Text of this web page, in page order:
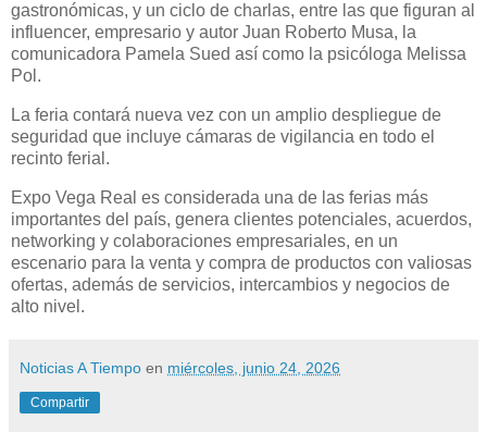
gastronómicas, y un ciclo de charlas, entre las que figuran al
influencer, empresario y autor Juan Roberto Musa, la
comunicadora Pamela Sued así como la psicóloga Melissa
Pol.
La feria contará nueva vez con un amplio despliegue de
seguridad que incluye cámaras de vigilancia en todo el
recinto ferial.
Expo Vega Real es considerada una de las ferias más
importantes del país, genera clientes potenciales, acuerdos,
networking y colaboraciones empresariales, en un
escenario para la venta y compra de productos con valiosas
ofertas, además de servicios, intercambios y negocios de
alto nivel.
Noticias A Tiempo en miércoles, junio 24, 2026
Compartir